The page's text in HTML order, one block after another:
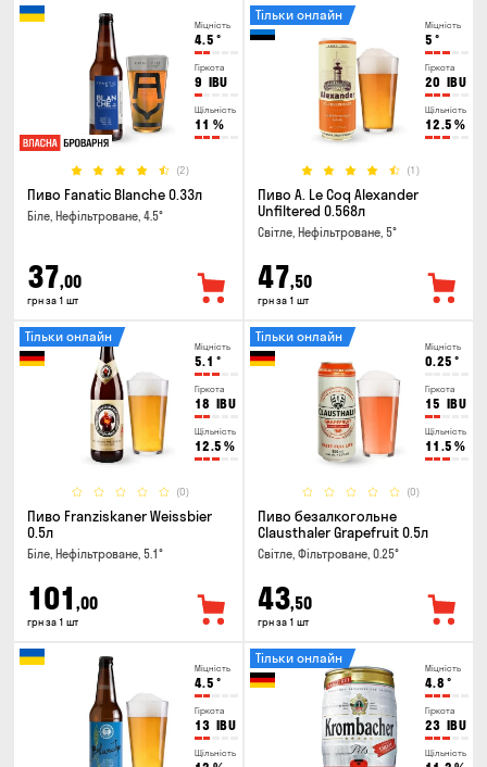
Міцність
4.5 °
Гіркота
9 IBU
Щільність
11 %
(2)
Пиво Fanatic Blanche 0.33л
Біле, Нефільтроване, 4.5°
37,00
грн за 1 шт
Міцність
5 °
Гіркота
20 IBU
Щільність
12.5 %
(1)
Тільки онлайн
Пиво A. Le Coq Alexander
Unfiltered 0.568л
Світле, Нефільтроване, 5°
47,50
грн за 1 шт
Міцність
5.1 °
Гіркота
18 IBU
Щільність
12.5 %
(0)
Тільки онлайн
Пиво Franziskaner Weissbier
0.5л
Біле, Нефільтроване, 5.1°
101 ,00
грн за 1 шт
Міцність
0.25 °
Гіркота
15 IBU
Щільність
11.5 %
(0)
Тільки онлайн
Пиво безалкогольне
Clausthaler Grapefruit 0.5л
Світле, Фільтроване, 0.25°
43,50
грн за 1 шт
Міцність
4.5 °
Гіркота
13 IBU
Щільність
Міцність
4.8 °
Гіркота
23 IBU
Щільність
Тільки онлайн